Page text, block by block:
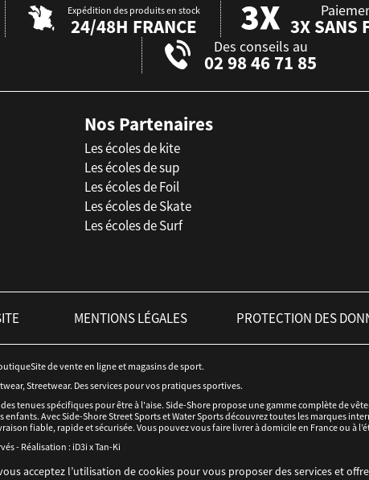
Expédition des produits en stock
24/48H FRANCE 3X SANS
Des conseils au
02 98 46 71 85
Nos Partenaires
Les écoles de kite
Les écoles de sup
Les écoles de Foil
Les écoles de Skate
Les écoles de Surf
MENTIONS LÉGALES PROTECTION DES
de vente en ligne et magasins de sport.
Streetwear. Des services pour vos pratiques sportives.
tenues spécifiques pour être à l'aise. Side-Shore propose une gamme complète de
Avec Side-Shore Street Sports et Water Sports découvrez toutes les marques
fiable, rapide et sécurisée. Vous pouvez vous faire livrer à domicile en France ou à
- Réalisation : iD3i xTan-Ki
acceptez l’utilisation de cookies pour vous proposer des services et